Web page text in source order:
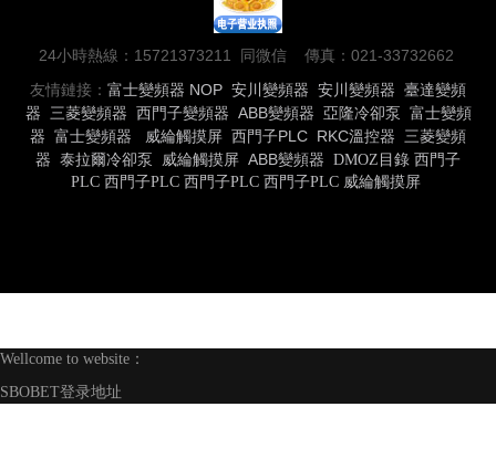
24小時熱線：15721373211 同微信 傳真：021-33732662
友情鏈接： 富士變頻器 NOP 安川變頻器 安川變頻器 臺達變頻
器
三菱變頻器 西門子變頻器 ABB變頻器 亞隆冷卻泵 富士變頻
器 富士變頻器 威綸觸摸屏 西門子PLC RKC溫控器
三菱變頻
器 泰拉爾冷卻泵 威綸觸摸屏 ABB變頻器 DMOZ目錄 西門子
PLC 西門子PLC 西門子PLC 西門子PLC 威綸觸摸屏
Wellcome to website：
SBOBET登录地址